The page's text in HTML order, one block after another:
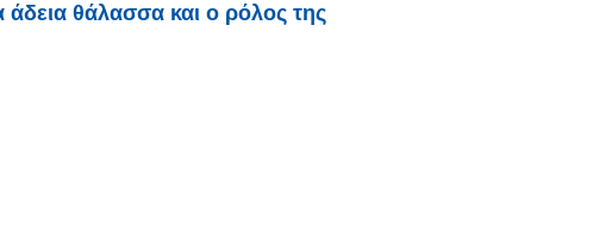
άδεια θάλασσα και ο ρόλος της